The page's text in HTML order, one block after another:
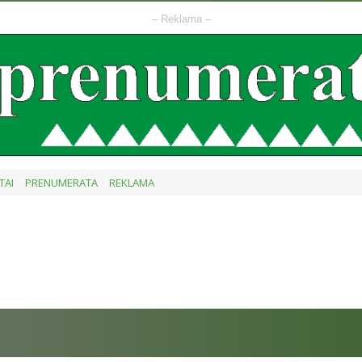
– Reklama –
PRENUMERATA REKLAMA